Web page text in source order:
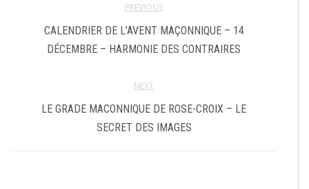
PREVIOUS
CALENDRIER DE L’AVENT MAÇONNIQUE – 14
DÉCEMBRE – HARMONIE DES CONTRAIRES
NEXT
LE GRADE MACONNIQUE DE ROSE-CROIX – LE
SECRET DES IMAGES